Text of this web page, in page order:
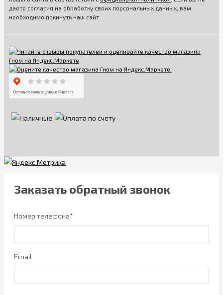
даете согласия на обработку своих персональных данных, вам
необходимо покинуть наш сайт
Заказать обратный звонок
Номер телефона*
Email